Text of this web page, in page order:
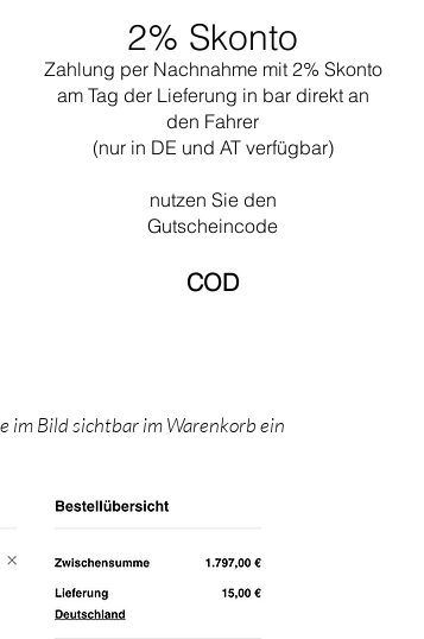
2% Skonto
Zahlung per Nachnahme mit 2% Skonto
am Tag der Lieferung in bar direkt an
den Fahrer
(nur in DE und AT verfügbar)
nutzen Sie den
Gutscheincode
COD​
im Bild sichtbar im Warenkorb ein